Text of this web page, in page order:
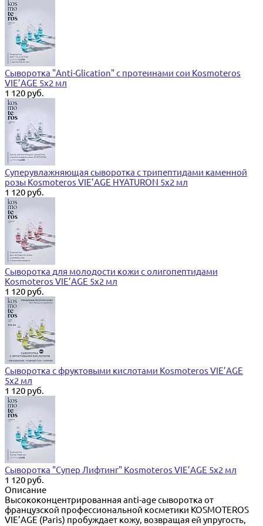
Сыворотка "Anti-Glication" с протеинами сои Kosmoteros
VIE’AGE 5х2 мл
1 120 руб.
Суперувлажняющая сыворотка с трипептидами каменной
розы Kosmoteros VIE’AGE HYATURON 5х2 мл
1 120 руб.
Сыворотка для молодости кожи с олигопептидами
Kosmoteros VIE’AGE 5х2 мл
1 120 руб.
Сыворотка с фруктовыми кислотами Kosmoteros VIE’AGE
5х2 мл
1 120 руб.
Сыворотка "Супер Лифтинг" Kosmoteros VIE’AGE 5х2 мл
1 120 руб.
Описание
Высококонцентрированная anti-age сыворотка от
французской профессиональной косметики KOSMOTEROS
VIE’AGE (Paris) пробуждает кожу, возвращая ей упругость,